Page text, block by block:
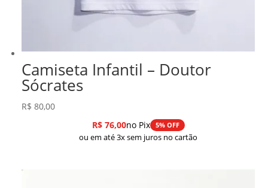
Camiseta Infantil – Doutor
Sócrates
R$ 80,00
R$76,00no Pix 5% OFF
ou em até 3x sem juros no cartão